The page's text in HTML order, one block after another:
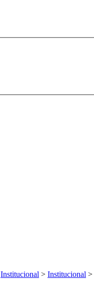
Institucional > Institucional >